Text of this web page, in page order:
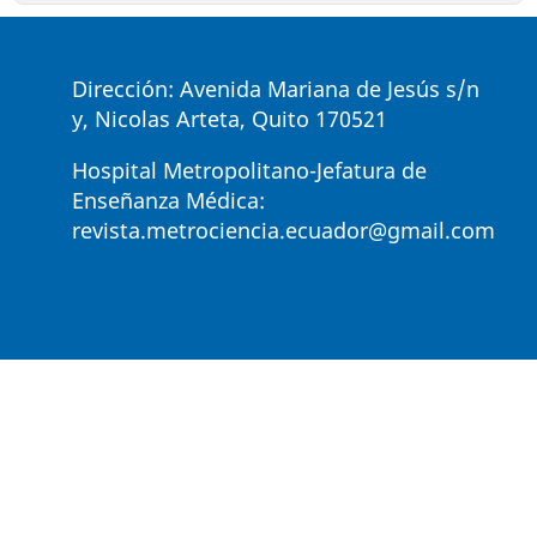
Dirección: Avenida Mariana de Jesús s/n
y, Nicolas Arteta, Quito 170521
Hospital Metropolitano-Jefatura de
Enseñanza Médica:
revista.metrociencia.ecuador@gmail.com